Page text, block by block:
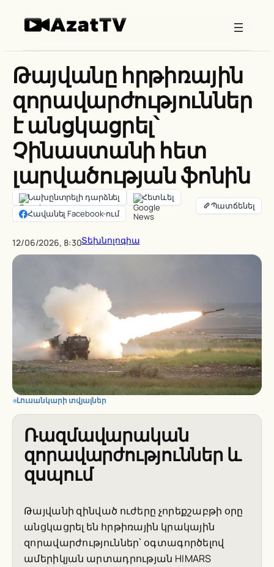
Թայվանը հրթիռային
զորավարժություններ
է անցկացրել՝
Չինաստանի հետ
լարվածության ֆոնին
Նախընտրելի դարձնել
Հետևել
Հավանել Facebook-ում
12/06/2026, 8:30Տեխնոլոգիա
Լուսանկարի տվյալներ
Ռազմավարական
զորավարժություններ և
զսպում
Թայվանի զինված ուժերը չորեքշաբթի օրը
անցկացրել են հրթիռային կրակային
զորավարժություններ՝ օգտագործելով
ամերիկյան արտադրության HIMARS